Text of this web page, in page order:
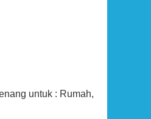
untuk : Rumah,